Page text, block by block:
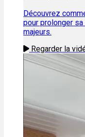
Découvrez
pour prolonger
majeurs.
Regarder la